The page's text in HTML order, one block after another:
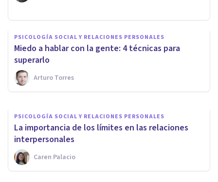
PSICOLOGÍA SOCIAL Y RELACIONES PERSONALES
Miedo a hablar con la gente: 4 técnicas para
superarlo
Arturo Torres
Resaca social: qué es, cómo
nos afecta, y posibles causas
Valentín Elorza
PSICOLOGÍA SOCIAL Y RELACIONES PERSONALES
La importancia de los límites en las relaciones
interpersonales
Caren Palacio